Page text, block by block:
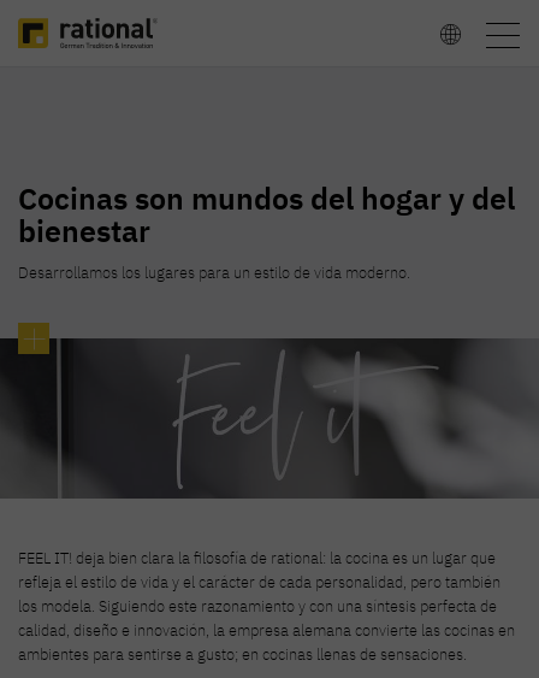
Sprache
wählen
Cocinas son mundos del hogar y del
bienestar
Desarrollamos los lugares para un estilo de vida moderno.
FEEL IT! deja bien clara la filosofía de rational: la cocina es un lugar que
refleja el estilo de vida y el carácter de cada personalidad, pero también
los modela. Siguiendo este razonamiento y con una síntesis perfecta de
calidad, diseño e innovación, la empresa alemana convierte las cocinas en
ambientes para sentirse a gusto; en cocinas llenas de sensaciones.